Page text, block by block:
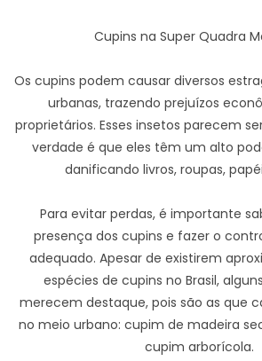
Cupins na Super Quadra
Os cupins podem causar diversos
urbanas, trazendo prejuízos
proprietários. Esses insetos parecem
verdade é que eles têm um alto
danificando livros, roupas,
Para evitar perdas, é importante
presença dos cupins e fazer o
adequado. Apesar de existirem
espécies de cupins no Brasil,
merecem destaque, pois são as que
no meio urbano: cupim de madeira
cupim arborícola.